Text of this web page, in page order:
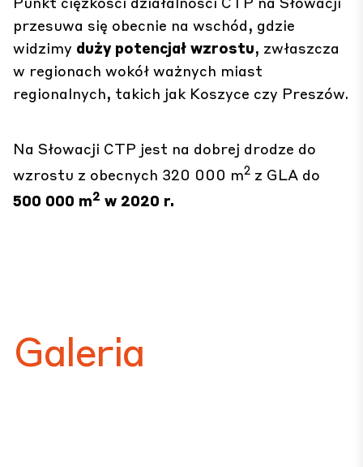
przesuwa się obecnie na wschód, gdzie
widzimy duży potencjał wzrostu, zwłaszcza
w regionach wokół ważnych miast
regionalnych, takich jak Koszyce czy Preszów.
Na Słowacji CTP jest na dobrej drodze do
wzrostu z obecnych 320 000 m2 z GLA do
500 000 m2 w 2020 r.
Galeria